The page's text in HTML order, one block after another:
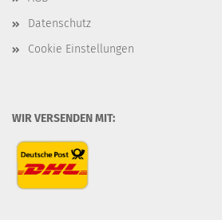
Datenschutz
Cookie Einstellungen
WIR VERSENDEN MIT: